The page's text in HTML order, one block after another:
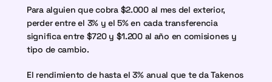
Para alguien que cobra $2.000 al mes del exterior,
perder entre el 3% y el 5% en cada transferencia
significa entre $720 y $1.200 al año en comisiones y
tipo de cambio.
El rendimiento de hasta el 3% anual que te da Takenos